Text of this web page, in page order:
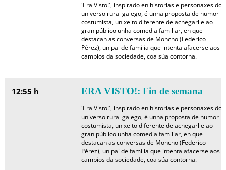
'Era Visto!', inspirado en historias e personaxes do
universo rural galego, é unha proposta de humor
costumista, un xeito diferente de achegarlle ao
gran público unha comedia familiar, en que
destacan as conversas de Moncho (Federico
Pérez), un pai de familia que intenta afacerse aos
cambios da sociedade, coa súa contorna.
12:55 h ERA VISTO!: Fin de semana
'Era Visto!', inspirado en historias e personaxes do
universo rural galego, é unha proposta de humor
costumista, un xeito diferente de achegarlle ao
gran público unha comedia familiar, en que
destacan as conversas de Moncho (Federico
Pérez), un pai de familia que intenta afacerse aos
cambios da sociedade, coa súa contorna.